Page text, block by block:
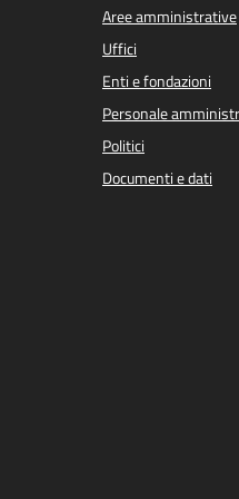
Aree amministrative
Uffici
Enti e fondazioni
Personale
Politici
Documenti e dati